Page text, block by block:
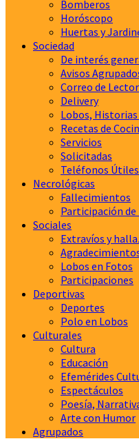
Bomberos
Horóscopo
Huertas y
Sociedad
De interés
Avisos
Correo de
Delivery
Lobos,
Recetas de
Servicios
Solicitadas
Teléfonos Útiles
Necrológicas
Fallecimientos
Participación
Sociales
Extravíos y
Lobos en Fotos
Participaciones
Deportivas
Deportes
Polo en Lobos
Culturales
Cultura
Educación
Efemérides
Espectáculos
Poesía,
Arte con Humor
Agrupados